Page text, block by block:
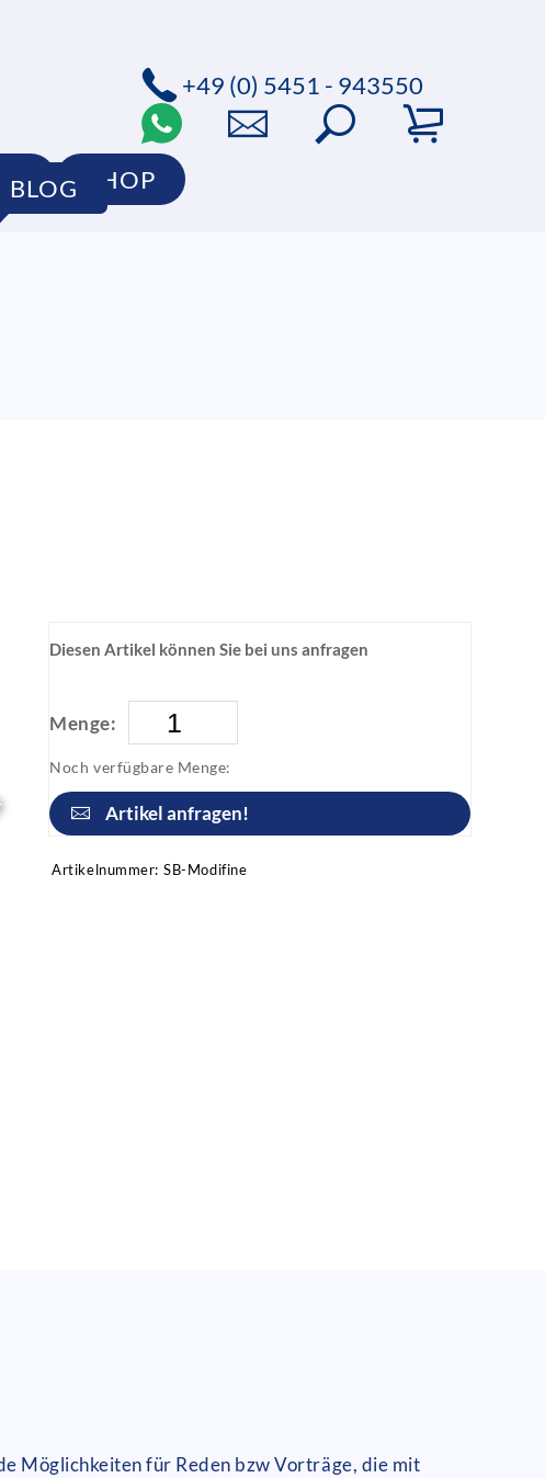
SHOP
BLOG
+49 (0) 5451 - 943550
Diesen Artikel können Sie bei uns anfragen
Menge:
Noch verfügbare Menge:
Artikel anfragen!
Artikelnummer: SB-Modifine
Möglichkeiten für Reden bzw Vorträge, die mit